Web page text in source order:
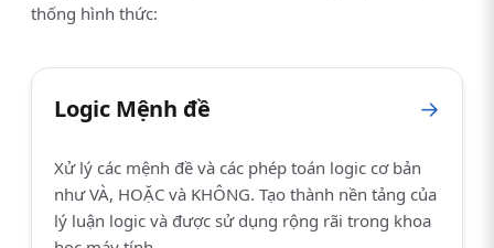
thống hình thức:
Logic Mệnh đề →
Xử lý các mệnh đề và các phép toán logic cơ bản
như VÀ, HOẶC và KHÔNG. Tạo thành nền tảng của
lý luận logic và được sử dụng rộng rãi trong khoa